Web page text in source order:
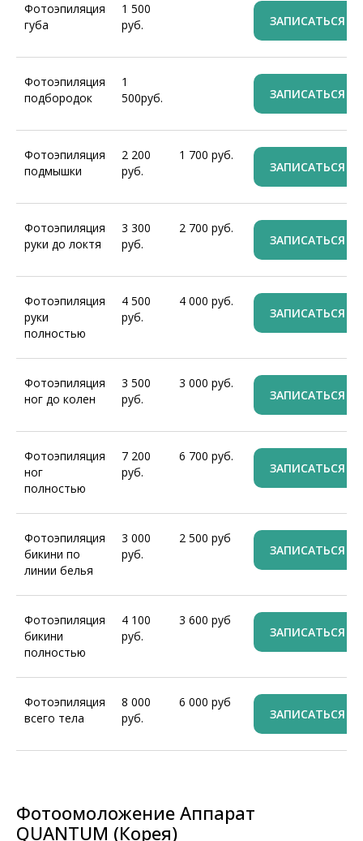
Фотоэпиляция
губа
1 500
руб.
ЗАПИСАТЬСЯ
Фотоэпиляция
подбородок
1
500руб.
ЗАПИСАТЬСЯ
Фотоэпиляция
подмышки
2 200
руб.
1 700 руб.
ЗАПИСАТЬСЯ
Фотоэпиляция
руки до локтя
3 300
руб.
2 700 руб.
ЗАПИСАТЬСЯ
Фотоэпиляция
руки
полностью
4 500
руб.
4 000 руб.
ЗАПИСАТЬСЯ
Фотоэпиляция
ног до колен
3 500
руб.
3 000 руб.
ЗАПИСАТЬСЯ
Фотоэпиляция
ног
полностью
7 200
руб.
6 700 руб.
ЗАПИСАТЬСЯ
Фотоэпиляция
бикини по
линии белья
3 000
руб.
2 500 руб
ЗАПИСАТЬСЯ
Фотоэпиляция
бикини
полностью
4 100
руб.
3 600 руб
ЗАПИСАТЬСЯ
Фотоэпиляция
всего тела
8 000
руб.
6 000 руб
ЗАПИСАТЬСЯ
Фотоомоложение Аппарат
QUANTUM (Корея)